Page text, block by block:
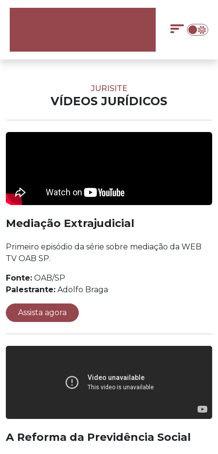
JURISITE
VÍDEOS JURÍDICOS
Mediação Extrajudicial
Primeiro episódio da série sobre mediação da WEB
TV OAB SP.
Fonte: OAB/SP
Palestrante: Adolfo Braga
Assista agora
A Reforma da Previdência Social